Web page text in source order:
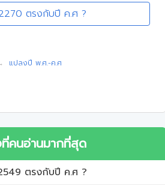
ตรงกับปี ค.ศ ?
แปลงปี พ.ศ.-ค.ศ
ที่คนอ่านมากที่สุด
ตรงกับปี ค.ศ ?